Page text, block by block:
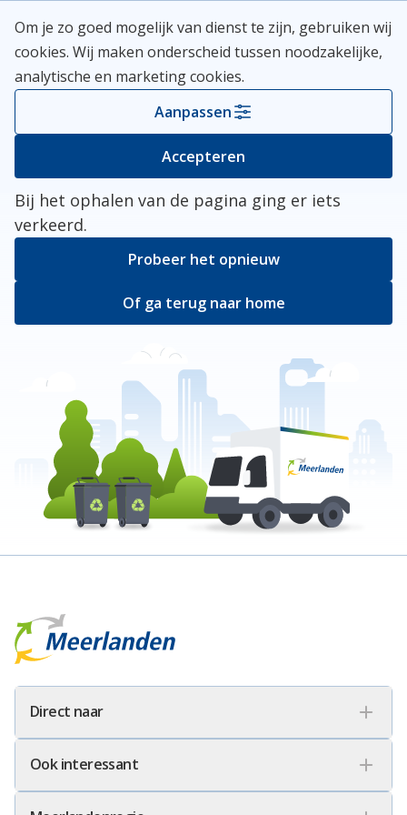
naar
inhoud
Meerlanden Logo
Open
Kies je gemeente
Er ging iets mis
Bij het ophalen van de pagina ging er iets
verkeerd.
Probeer het opnieuw
Of ga terug naar home
Meerlanden Logo
Direct naar
Ook interessant
Om je zo goed mogelijk van dienst te zijn, gebruiken wij
cookies. Wij maken onderscheid tussen noodzakelijke,
analytische en marketing cookies.
Aanpassen
Accepteren